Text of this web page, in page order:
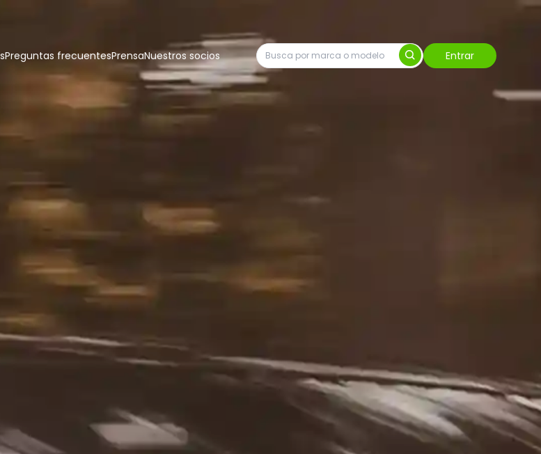
Preguntas frecuentesPrensaNuestros socios Entrar